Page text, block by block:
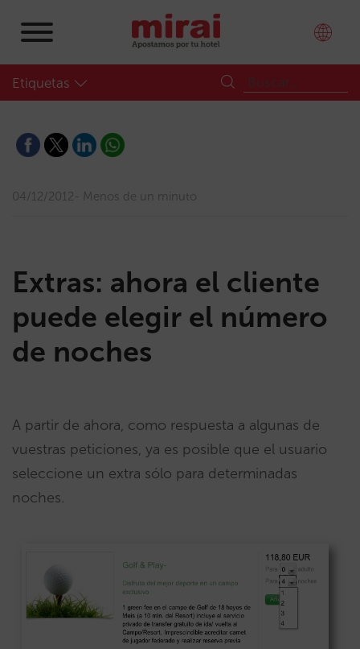
Etiquetas
04/12/2012 Menos de un minuto
Extras: ahora el cliente
puede elegir el número
de noches
A partir de ahora, como respuesta a algunas de
vuestras peticiones, ya es posible que el usuario
seleccione un extra sólo para determinadas
noches.